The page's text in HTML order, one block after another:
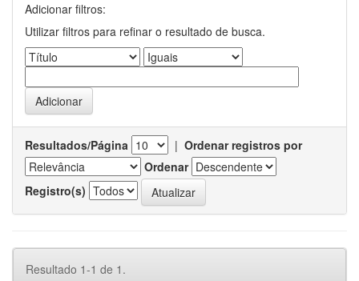
Adicionar filtros:
Utilizar filtros para refinar o resultado de busca.
Resultados/Página | Ordenar registros por
Ordenar
Registro(s)
Resultado 1-1 de 1.